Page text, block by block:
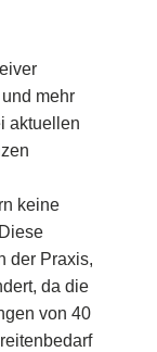
mehr
aktuellen
keine
der Praxis,
da die
von 40